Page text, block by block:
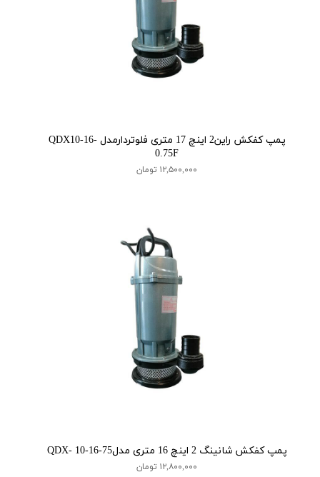
پمپ کفکش راین2 اینچ 17 متری فلوتردارمدل QDX10-16-
0.75F
۱۲,۵۰۰,۰۰۰ تومان
پمپ کفکش شانینگ 2 اینچ 16 متری مدلQDX- 10-16-75
۱۲,۸۰۰,۰۰۰ تومان